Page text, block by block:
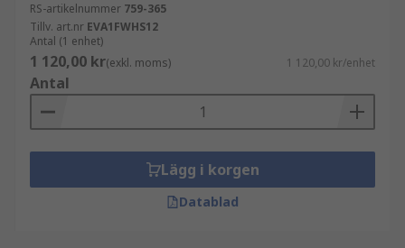
RS-artikelnummer 759-365
Tillv. art.nr EVA1FWHS12
Antal (1 enhet)
1 120,00 kr(exkl. moms) 1 120,00 kr/enhet
Antal
Lägg i korgen
Datablad